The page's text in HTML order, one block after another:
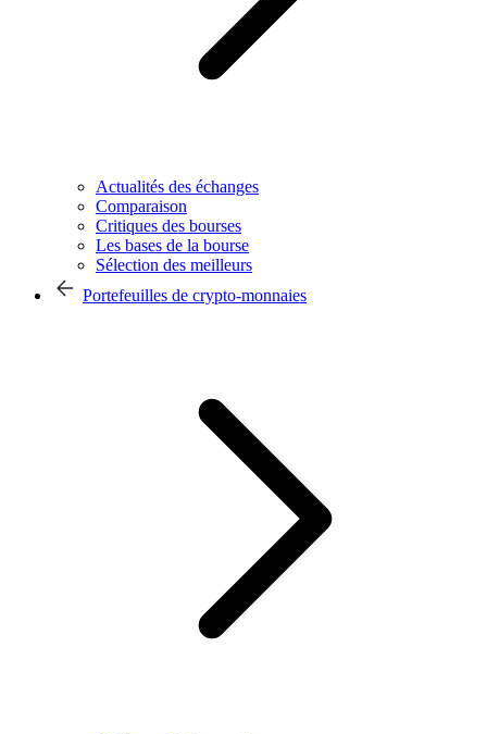
Actualités des échanges
Comparaison
Critiques des bourses
Les bases de la bourse
Sélection des meilleurs
Portefeuilles de crypto-monnaies